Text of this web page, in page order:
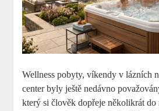
Wellness pobyty, víkendy v lázních
center byly ještě nedávno
který si člověk dopřeje několikrát do